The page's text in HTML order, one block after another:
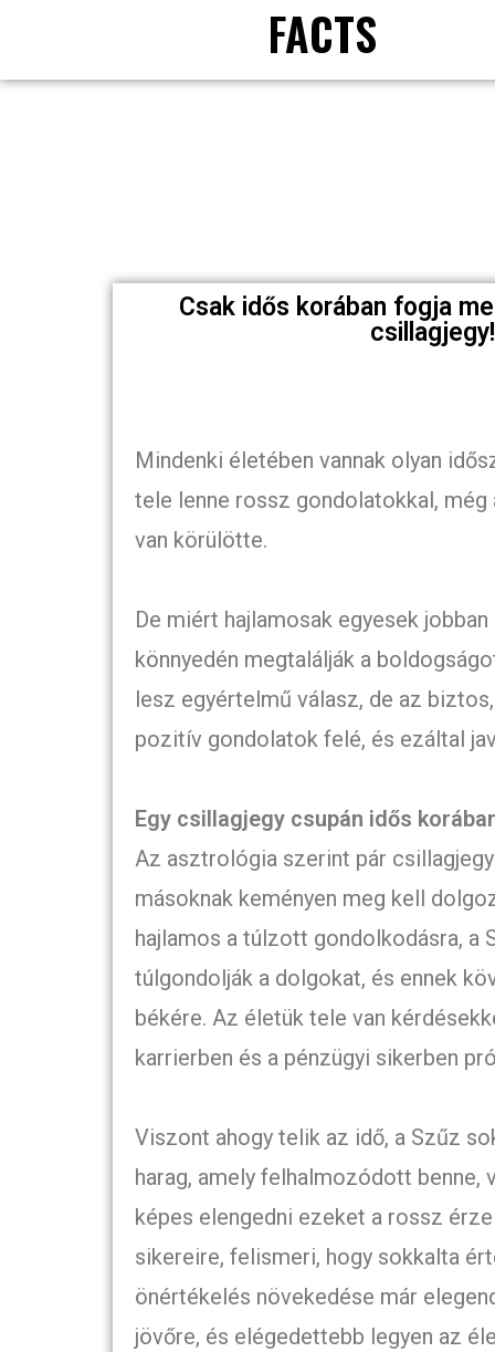
FACTS
Csak idős korában fogja
Mindenki életében vannak olyan
tele lenne rossz gondolatokkal,
van körülötte.
De miért hajlamosak egyesek
könnyedén megtalálják a
lesz egyértelmű válasz, de az
pozitív gondolatok felé, és ezáltal
Egy csillagjegy csupán idős
Az asztrológia szerint pár
másoknak keményen meg kell
hajlamos a túlzott gondolkodásra,
túlgondolják a dolgokat, és ennek
békére. Az életük tele van
karrierben és a pénzügyi sikerben
Viszont ahogy telik az idő, a Szűz
harag, amely felhalmozódott benne,
képes elengedni ezeket a rossz
sikereire, felismeri, hogy sokkalta
önértékelés növekedése már
jövőre, és elégedettebb legyen az